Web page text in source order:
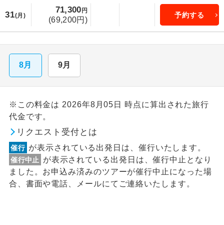
31(月)
71,300 円
(69,200円)
予約する
8月 9月
※この料金は 2026年8月05日 時点に算出された旅行
代金です。
リクエスト受付とは
催行 が表示されている出発日は、催行いたします。
催行中止
が表示されている出発日は、催行中止となり
ました。お申込み済みのツアーが催行中止になった場
合、書面や電話、メールにてご連絡いたします。